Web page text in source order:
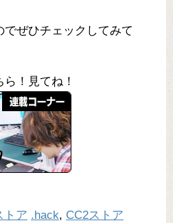
ぜひチェックしてみて
！見てね！
トア .hack, CC2ストア